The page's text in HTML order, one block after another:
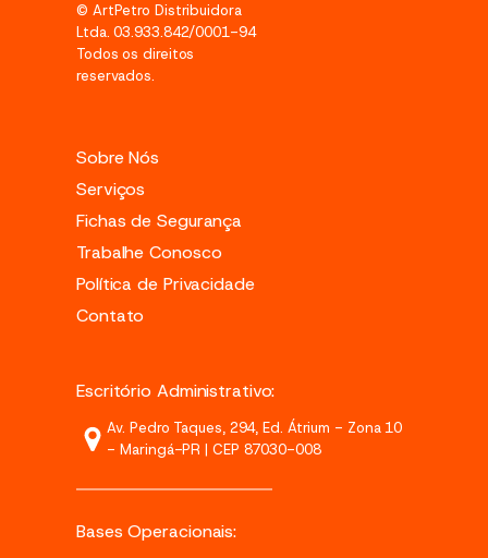
© ArtPetro Distribuidora
Ltda. 03.933.842/0001-94
Todos os direitos
reservados.
Sobre Nós
Serviços
Fichas de Segurança
Trabalhe Conosco
Política de Privacidade
Contato
Escritório Administrativo:
Av. Pedro Taques, 294, Ed. Átrium - Zona 10
- Maringá-PR | CEP 87030-008
Bases Operacionais: